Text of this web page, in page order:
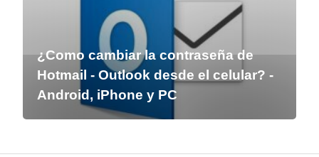
¿Como cambiar la contraseña de
Hotmail - Outlook desde el celular? -
Android, iPhone y PC